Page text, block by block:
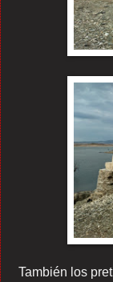
También los